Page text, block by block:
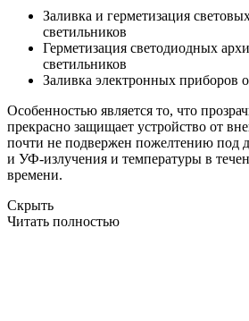
Заливка и герметизация
светильников
Герметизация светодиодных
светильников
Заливка электронных приборов
Особенностью является то, что
прекрасно защищает устройство от
почти не подвержен пожелтению под
и УФ-излучения и температуры в
времени.
Скрыть
Читать полностью